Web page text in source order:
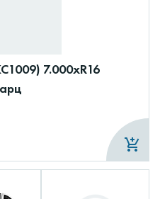
7.000xR16